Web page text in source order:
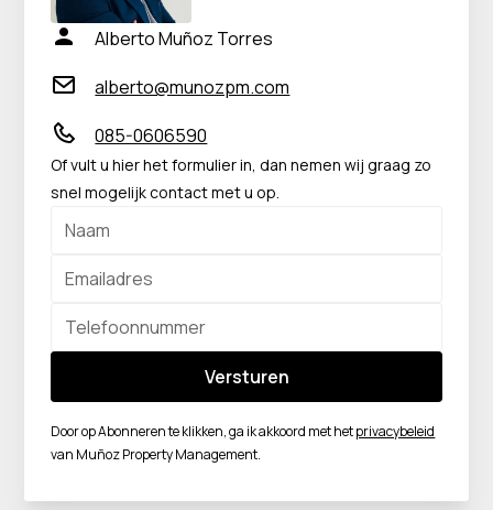
Alberto Muñoz Torres
alberto@munozpm.com
085-0606590
Of vult u hier het formulier in, dan nemen wij graag zo
snel mogelijk contact met u op.
Door op Abonneren te klikken, ga ik akkoord met hetprivacybeleid
van Muñoz Property Management.